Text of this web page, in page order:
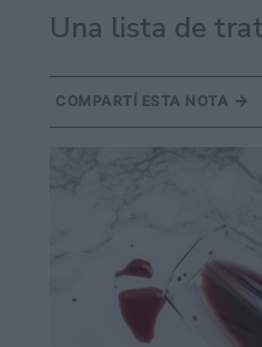
Una lista de
COMPARTÍ ESTA NOTA